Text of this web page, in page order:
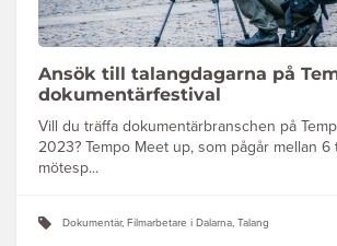
Ansök till talangdagarna på
dokumentärfestival
Vill du träffa dokumentärbranschen på
2023? Tempo Meet up, som pågår mellan 6
mötesp...
Dokumentär, Filmarbetare i Dalarna, Talang